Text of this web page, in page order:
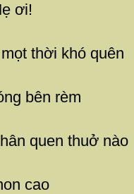
ơi!
thời khó quên
bên rèm
quen thuở nào
cao